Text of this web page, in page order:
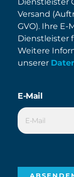
Versand
GVO). Ihre E-
Dienstleister
Weitere
unserer
E-Mail